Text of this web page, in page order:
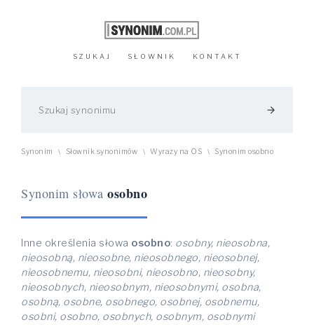
SZUKAJ SŁOWNIK KONTAKT
arrow_forward
Synonim \ Słownik synonimów \ Wyrazy na OS \ Synonim osobno
Synonim słowa osobno
Inne określenia słowa osobno: osobny, nieosobna,
nieosobną, nieosobne, nieosobnego, nieosobnej,
nieosobnemu, nieosobni, nieosobno, nieosobny,
nieosobnych, nieosobnym, nieosobnymi, osobna,
osobną, osobne, osobnego, osobnej, osobnemu,
osobni, osobno, osobnych, osobnym, osobnymi